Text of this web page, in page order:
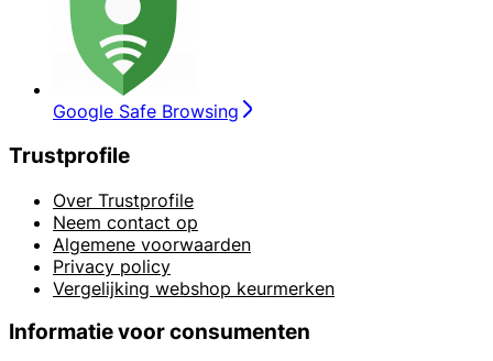
Google Safe Browsing
Trustprofile
Over Trustprofile
Neem contact op
Algemene voorwaarden
Privacy policy
Vergelijking webshop keurmerken
Informatie voor consumenten